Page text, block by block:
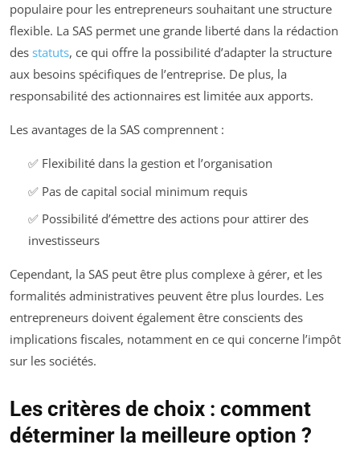
populaire pour les entrepreneurs souhaitant une structure
flexible. La SAS permet une grande liberté dans la rédaction
des statuts, ce qui offre la possibilité d’adapter la structure
aux besoins spécifiques de l’entreprise. De plus, la
responsabilité des actionnaires est limitée aux apports.
Les avantages de la SAS comprennent :
✅ Flexibilité dans la gestion et l’organisation
✅ Pas de capital social minimum requis
✅ Possibilité d’émettre des actions pour attirer des
investisseurs
Cependant, la SAS peut être plus complexe à gérer, et les
formalités administratives peuvent être plus lourdes. Les
entrepreneurs doivent également être conscients des
implications fiscales, notamment en ce qui concerne l’impôt
sur les sociétés.
Les critères de choix : comment
déterminer la meilleure option ?